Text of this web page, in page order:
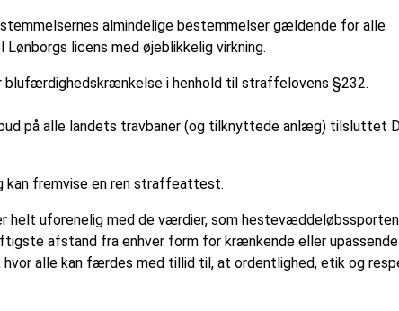
almindelige bestemmelser gældende for alle
licens med øjeblikkelig virkning.
i henhold til straffelovens §232.
på alle landets travbaner (og tilknyttede anlæg) tilsluttet
fremvise en ren straffeattest.
helt uforenelig med de værdier, som
afstand fra enhver form for krænkende eller
alle kan færdes med tillid til, at ordentlighed, etik og